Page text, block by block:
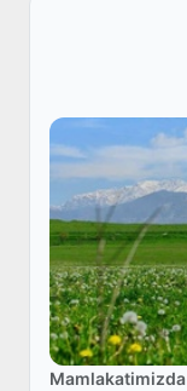
Mamlakatimizda